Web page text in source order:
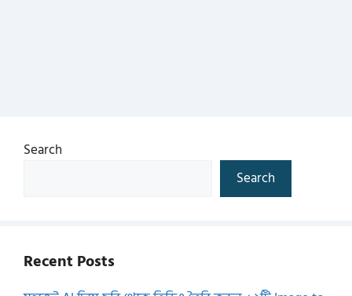
Search
Search
Recent Posts